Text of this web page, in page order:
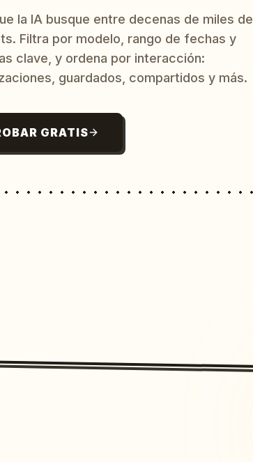
la IA busque entre decenas de miles de
Filtra por modelo, rango de fechas y
clave, y ordena por interacción:
guardados, compartidos y más.
GRATIS